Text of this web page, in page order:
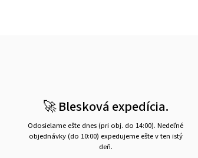
🚀 Blesková expedícia.
Odosielame ešte dnes (pri obj. do 14:00). Nedeľné
objednávky (do 10:00) expedujeme ešte v ten istý
deň.